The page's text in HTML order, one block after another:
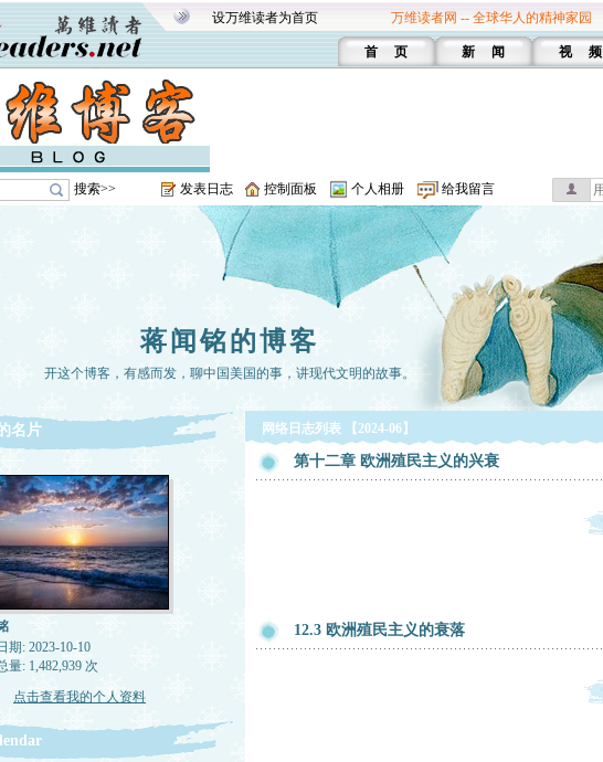
设万维读者为首页 万维读者网 -- 全球华人的精神家园
首 页 新 闻 视 频
搜索>> 发表日志 控制面板 个人相册 给我留言
蒋闻铭的博客
开这个博客，有感而发，聊中国美国的事，讲现代文明的故事。
名片
期: 2023-10-10
量: 1,482,939 次
点击查看我的个人资料
网络日志列表 【2024-06】
第十二章 欧洲殖民主义的兴衰
12.3 欧洲殖民主义的衰落